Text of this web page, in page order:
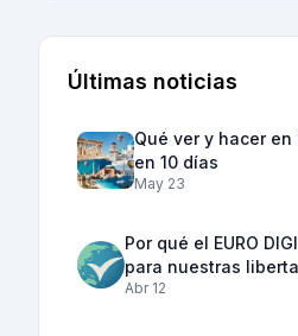
Últimas noticias
Qué ver y hacer
en 10 días
May 23
Por qué el EURO
para nuestras
Abr 12